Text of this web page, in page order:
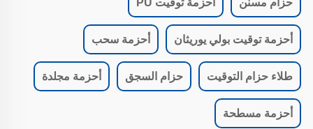
حزام مسنن أحزمة توقيت PU
أحزمة توقيت بولي يوريثان أحزمة سحب
طلاء حزام التوقيت حزام السجق أحزمة مجلدة
أحزمة مسطحة